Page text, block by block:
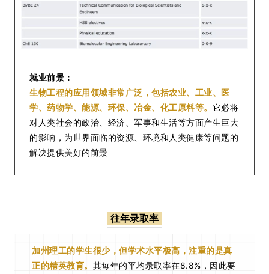
就业前景：
生物工程的应用领域非常广泛，包括农业、工业、医
学、药物学、能源、环保、冶金、化工原料等。 它必将
对人类社会的政治、经济、军事和生活等方面产生巨大
的影响，为世界面临的资源、环境和人类健康等问题的
解决提供美好的前景
往年录取率
加州理工的学生很少，但学术水平极高，注重的是真
正的精英教育。 其每年的平均录取率在8.8%，因此要